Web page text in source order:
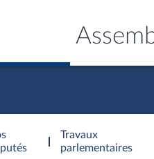
Travaux
parlementaires